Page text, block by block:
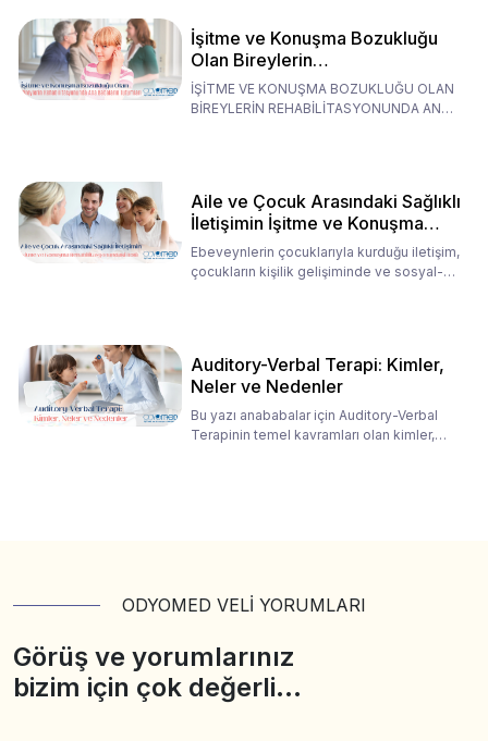
İşitme ve Konuşma Bozukluğu
Olan Bireylerin
Rehabilitasyonunda Ana
Babaların Tutumları
İŞİTME VE KONUŞMA BOZUKLUĞU OLAN
BİREYLERİN REHABİLİTASYONUNDA ANA
Aile ve Çocuk Arasındaki Sağlıklı
İletişimin İşitme ve Konuşma
Rehabilitasyonundaki Rolü
Ebeveynlerin çocuklarıyla kurduğu iletişim,
çocukların kişilik gelişiminde ve sosyal-
Auditory-Verbal Terapi: Kimler,
Neler ve Nedenler
Bu yazı anababalar için Auditory-Verbal
Terapinin temel kavramları olan kimler,
ODYOMED VELİ YORUMLARI
Görüş ve yorumlarınız
bizim için çok değerli…